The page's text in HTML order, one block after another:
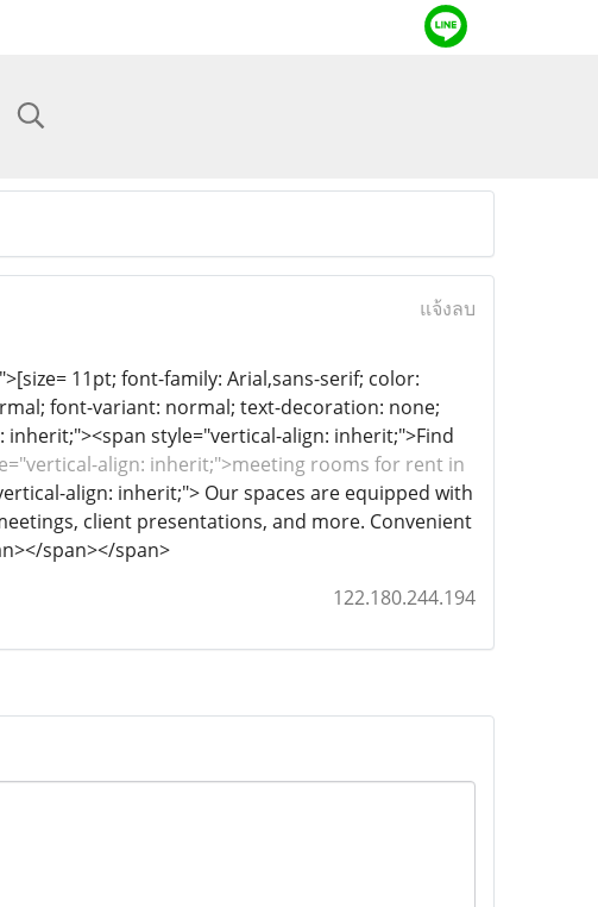
แจ้งลบ
11pt; font-family: Arial,sans-serif; color:
font-variant: normal; text-decoration: none;
style="vertical-align: inherit;">Find
align: inherit;">meeting rooms for rent in
align: inherit;"> Our spaces are equipped with
client presentations, and more. Convenient
span></span>
122.180.244.194